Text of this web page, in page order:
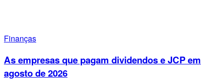
Finanças
As empresas que pagam dividendos e JCP em
agosto de 2026